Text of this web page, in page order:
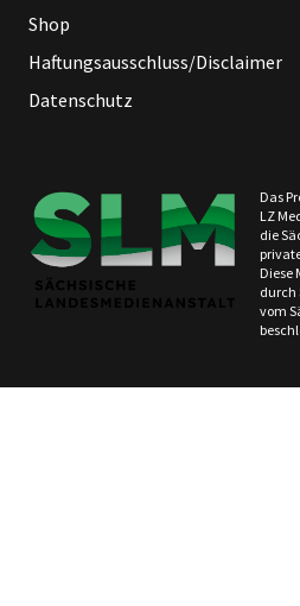
Shop
Haftungsausschluss/Disclaimer
Datenschutz
Das
LZ
die
durch
vom